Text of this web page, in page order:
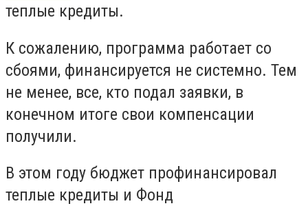
теплые кредиты.
К сожалению, программа работает со
сбоями, финансируется не системно. Тем
не менее, все, кто подал заявки, в
конечном итоге свои компенсации
получили.
В этом году бюджет профинансировал
теплые кредиты и Фонд